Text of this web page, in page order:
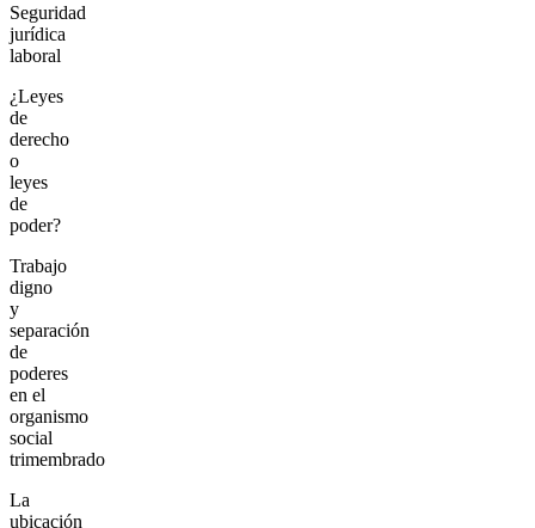
Seguridad
jurídica
laboral
¿Leyes
de
derecho
o
leyes
de
poder?
Trabajo
digno
y
separación
de
poderes
en el
organismo
social
trimembrado
La
ubicación